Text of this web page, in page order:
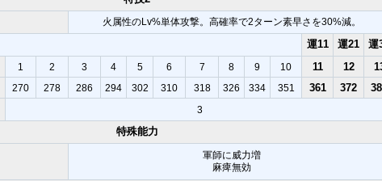
火属性のLv%単体攻撃。高確率で2ターン素早さを30%減。
運11 運21
運
1 2 3 4 5 6 7 8 9 10 11 12
270 278 286 294 302 310 318 326 334 351 361 372
3
特殊能力
軍師に威力増
麻痺無効